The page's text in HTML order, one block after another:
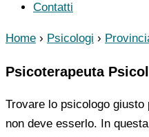
Contatti
Home › Psicologi ›
Psicoterapeuta
Trovare lo psicologo
non deve esserlo. In